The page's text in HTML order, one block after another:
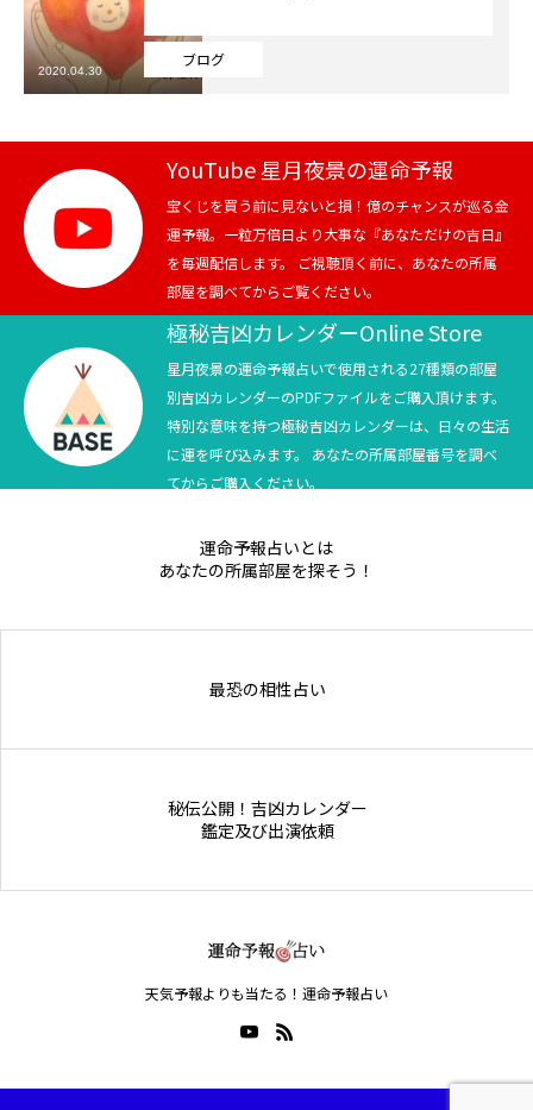
お知らせ
芸能界
テニス
スポーツ
競馬
テニス四大大会・五輪
テニス四大大会・五輪
ブログ
2020.04.30
YouTube 星月夜景の運命予報
宝くじを買う前に見ないと損！億のチャンスが巡る金
運予報。一粒万倍日より大事な『あなただけの吉日』
を毎週配信します。 ご視聴頂く前に、あなたの所属
部屋を調べてからご覧ください。
極秘吉凶カレンダーOnline Store
星月夜景の運命予報占いで使用される27種類の部屋
別吉凶カレンダーのPDFファイルをご購入頂けます。
特別な意味を持つ極秘吉凶カレンダーは、日々の生活
に運を呼び込みます。 あなたの所属部屋番号を調べ
てからご購入ください。
運命予報占いとは
あなたの所属部屋を探そう！
最恐の相性占い
秘伝公開！吉凶カレンダー
鑑定及び出演依頼
天気予報よりも当たる！運命予報占い